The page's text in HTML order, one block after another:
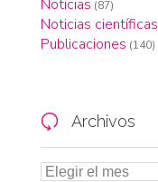
Noticias (87)
Noticias científicas
Publicaciones (140)
 Archivos